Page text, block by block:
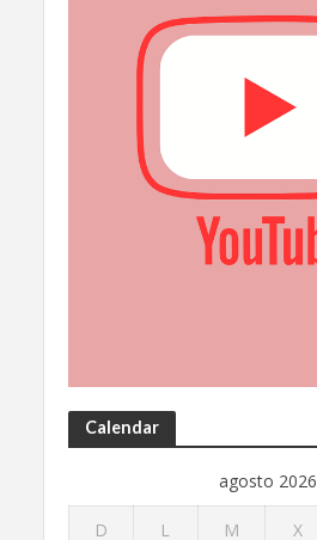
Calendar
agosto 2026
D L M X